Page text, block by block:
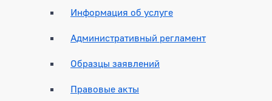
Информация об услуге
Административный регламент
Образцы заявлений
Правовые акты